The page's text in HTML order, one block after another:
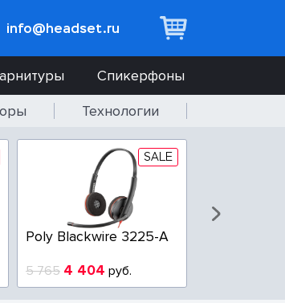
info@headset.ru
Спикерфоны
Технологии
SALE
Poly Blackwire 3225-A
5 765 4 404 руб.